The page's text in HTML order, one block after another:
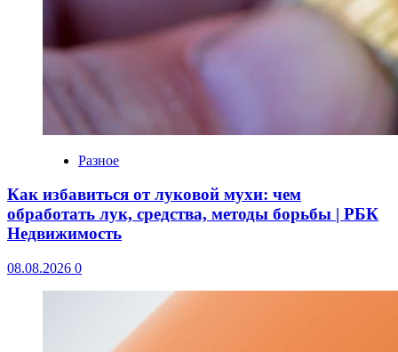
Разное
Как избавиться от луковой мухи: чем
обработать лук, средства, методы борьбы | РБК
Недвижимость
08.08.2026 0